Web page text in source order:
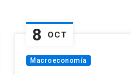
8 OCT
Macroeconomía